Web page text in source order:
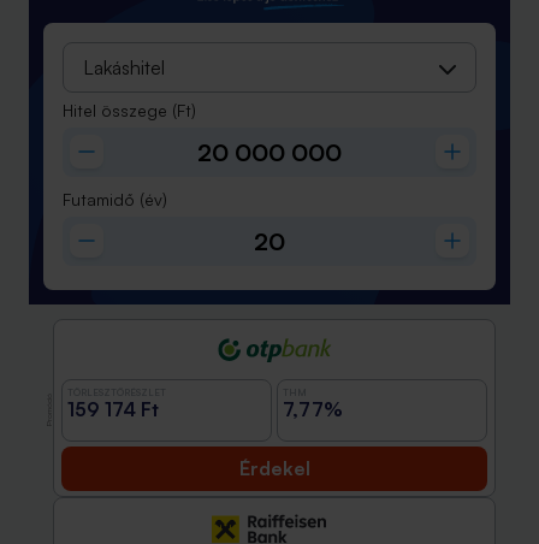
Lakáshitel
Hitel összege (Ft)
Futamidő (év)
159 174 Ft 7,77%
Érdekel